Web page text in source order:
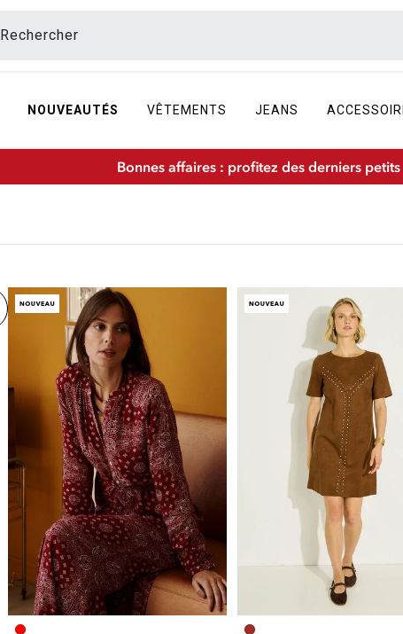
Rechercher
NOUVEAUTÉS VÊTEMENTS JEANS
Bonnes affaires : profitez des derniers
Image précédente
Image suivante Image précédente
Image suivante